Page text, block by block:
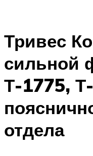
Тривес
сильной
Т-1775,
отдела